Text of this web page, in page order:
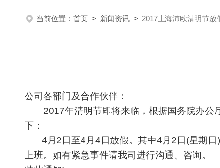
当前位置： 首页 > 新闻资讯 > 2017上海沛欧清明节放
公司各部门及合作伙伴：
2017年清明节即将来临，根据国务院办公
下：
4 月2日至4月4日放假。其中4月2日(星期
上班。如有紧急事件请我司进行沟通、咨询。